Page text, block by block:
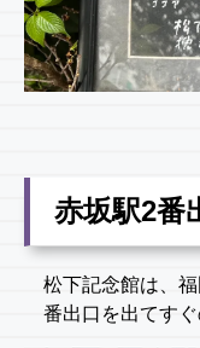
赤坂駅2番
松下記念館は、
番出口を出てすぐ